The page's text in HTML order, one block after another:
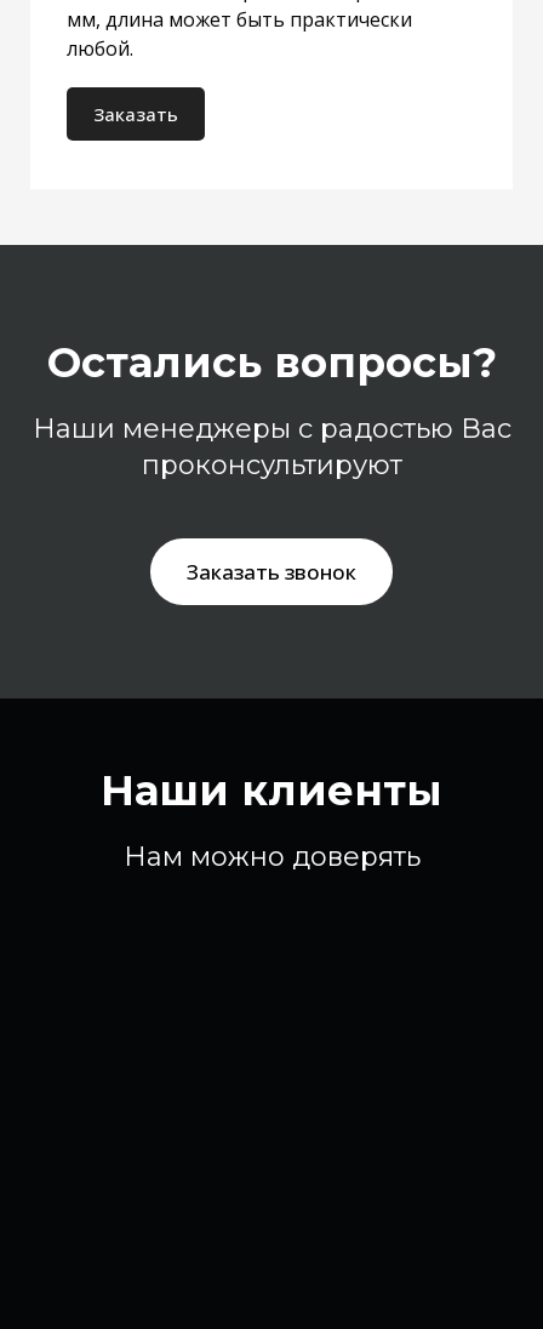
мм, длина может быть практически
любой.
Заказать
Остались вопросы?
Наши менеджеры с радостью Вас
проконсультируют
Заказать звонок
Наши клиенты
Нам можно доверять